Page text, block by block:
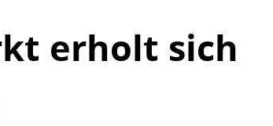
erholt sich